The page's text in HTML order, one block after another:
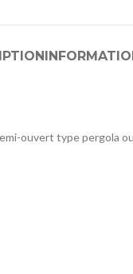
ouvert type pergola